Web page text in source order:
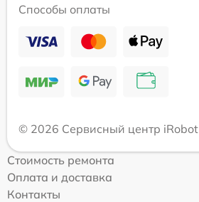
Способы оплаты
© 2026 Сервисный центр iRobot
Стоимость ремонта
Оплата и доставка
Контакты